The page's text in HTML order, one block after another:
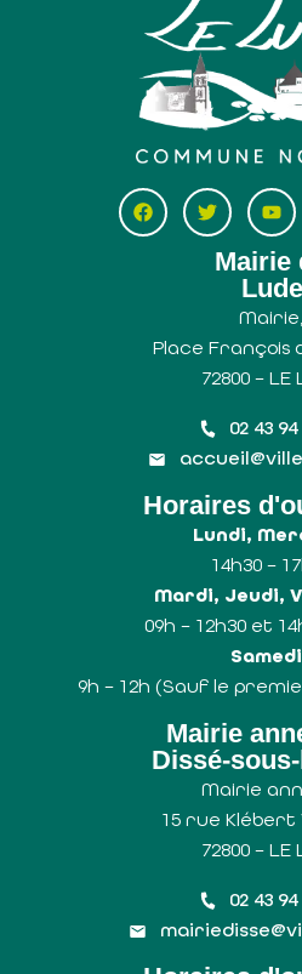
Mairie
Lude
Mairie,
Place François
72800 – LE
02 43 94
Horaires
Lundi,
14h30 –
Mardi, Jeudi,
09h – 12h30 et
9h – 12h (Sauf le
Mairie
Dissé-
Mairie
15 rue Klébert
72800 – LE
02 43 94